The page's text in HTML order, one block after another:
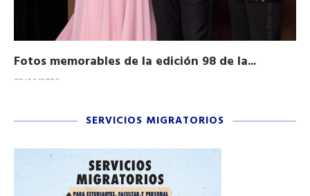
Fotos memorables de la edición 98 de la...
03/16/2026
SERVICIOS MIGRATORIOS